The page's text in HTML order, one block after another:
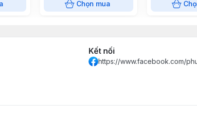
Chọn mua
Kết nối
https://www.facebook.com/